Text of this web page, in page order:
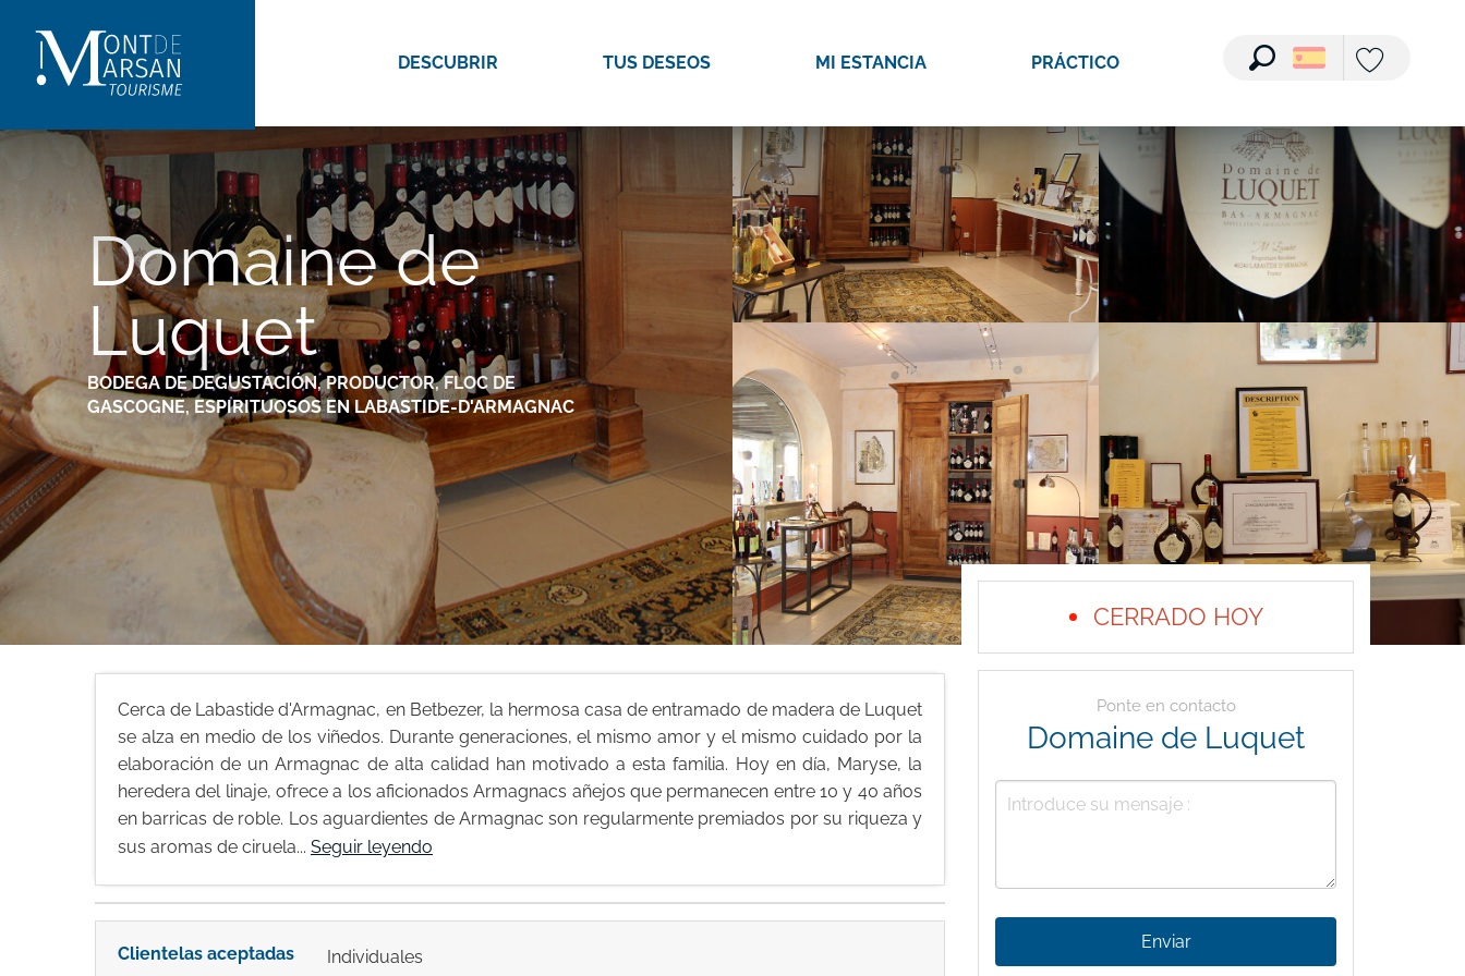
contenu
principal
DESCUBRIR TUS DESEOS MI ESTANCIA PRÁCTICO
Ver fotos (5)
Domaine de
Luquet
BODEGA DE DEGUSTACIÓN,PRODUCTOR,FLOC DE
GASCOGNE,ESPIRITUOSOS EN LABASTIDE-D'ARMAGNAC
Cerca de Labastide d'Armagnac, en Betbezer, la hermosa casa de entramado de madera de Luquet
se alza en medio de los viñedos. Durante generaciones, el mismo amor y el mismo cuidado por la
elaboración de un Armagnac de alta calidad han motivado a esta familia. Hoy en día, Maryse, la
heredera del linaje, ofrece a los aficionados Armagnacs añejos que permanecen entre 10 y 40 años
en barricas de roble. Los aguardientes de Armagnac son regularmente premiados por su riqueza y
sus aromas de ciruela... Seguir leyendo
Clientelas aceptadas
Individuales
CERRADO HOY
Ponte en contacto
Domaine de Luquet
Enviar